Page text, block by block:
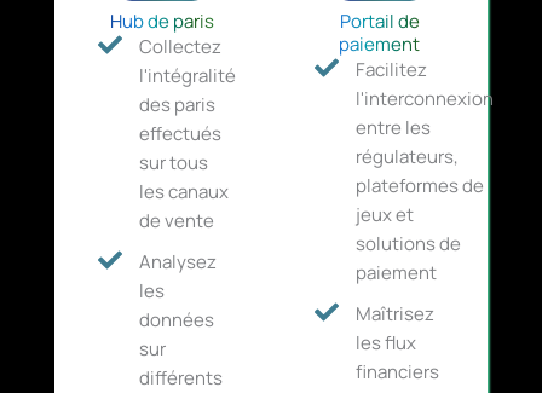
Hub de paris
Collectez
l'intégralité
des paris
effectués
sur tous
les canaux
de vente
Analysez
les
données
sur
différents
Portail de
paiement
Facilitez
l'interconnexion
entre les
régulateurs,
plateformes de
jeux et
solutions de
paiement
Maîtrisez
les flux
financiers